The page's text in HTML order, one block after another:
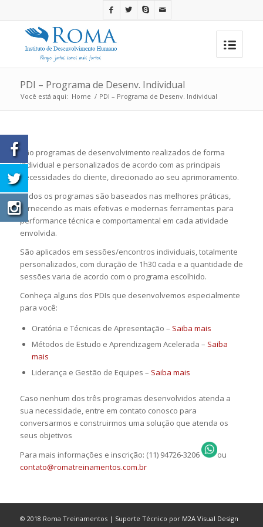
PDI – Programa de Desenv. Individual
Você está aqui: Home / PDI – Programa de Desenv. Individual
São programas de desenvolvimento realizados de forma
individual e personalizados de acordo com as principais
necessidades do cliente, direcionado ao seu aprimoramento.
Todos os programas são baseados nas melhores práticas,
fornecendo as mais efetivas e modernas ferramentas para
performance técnica e comportamental em cada atividade
envolvida.
São aplicados em sessões/encontros individuais, totalmente
personalizados, com duração de 1h30 cada e a quantidade de
sessões varia de acordo com o programa escolhido.
Conheça alguns dos PDIs que desenvolvemos especialmente
para você:
Oratória e Técnicas de Apresentação – Saiba mais
Métodos de Estudo e Aprendizagem Acelerada – Saiba
mais
Liderança e Gestão de Equipes – Saiba mais
Caso nenhum dos três programas desenvolvidos atenda a
sua necessidade, entre em contato conosco para
conversarmos e construirmos uma solução que atenda os
seus objetivos
Para mais informações e inscrição: (11) 94726-3206
ou
contato@romatreinamentos.com.br
© 2018 Roma Treinamentos | Suporte Técnico por M2A Visual Design